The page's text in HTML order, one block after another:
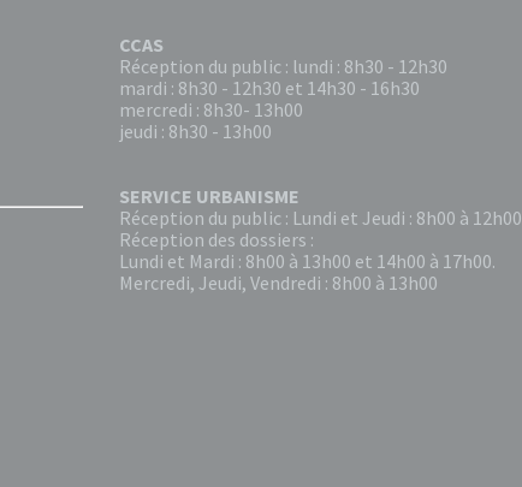
CCAS
Réception du public : lundi : 8h30 - 12h30
mardi : 8h30 - 12h30 et 14h30 - 16h30
mercredi : 8h30- 13h00
jeudi : 8h30 - 13h00
SERVICE URBANISME
Réception du public : Lundi et Jeudi : 8h00 à 12h00
Réception des dossiers :
Lundi et Mardi : 8h00 à 13h00 et 14h00 à 17h00.
Mercredi, Jeudi, Vendredi : 8h00 à 13h00